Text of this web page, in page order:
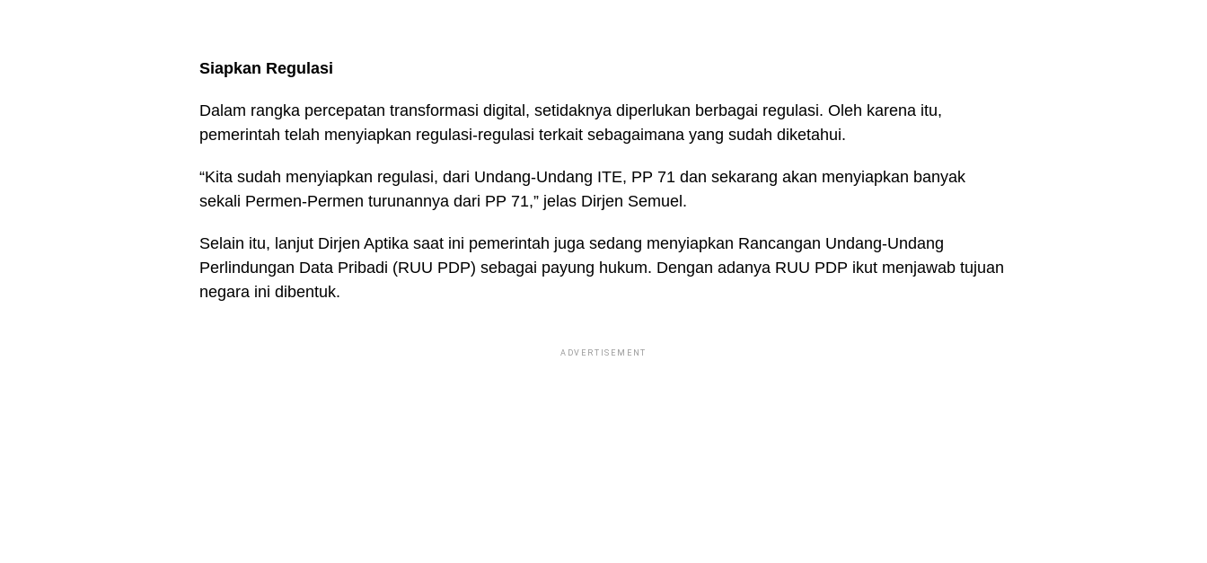
Siapkan Regulasi
Dalam rangka percepatan transformasi digital, setidaknya diperlukan berbagai regulasi. Oleh karena itu,
pemerintah telah menyiapkan regulasi-regulasi terkait sebagaimana yang sudah diketahui.
“Kita sudah menyiapkan regulasi, dari Undang-Undang ITE, PP 71 dan sekarang akan menyiapkan banyak
sekali Permen-Permen turunannya dari PP 71,” jelas Dirjen Semuel.
Selain itu, lanjut Dirjen Aptika saat ini pemerintah juga sedang menyiapkan Rancangan Undang-Undang
Perlindungan Data Pribadi (RUU PDP) sebagai payung hukum. Dengan adanya RUU PDP ikut menjawab tujuan
negara ini dibentuk.
ADVERTISEMENT